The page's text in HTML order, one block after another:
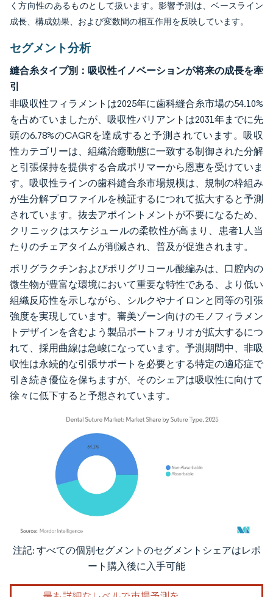
く方向性のあるものとして扱います。影響予測は、ベースライン
成長、構成効果、および変数間の相互作用を反映しています。
セグメント分析
縫合糸タイプ別：吸収性イノベーションが将来の成長を牽
引
非吸収性フィラメントは2025年に歯科縫合糸市場の54.10%
を占めていましたが、吸収性バリアントは2031年までに先
頭の6.78%のCAGRを達成すると予測されています。吸収
性カテゴリーは、組織治癒動態に一致する制御された分解
と引張保持を提供する合成ポリマーから恩恵を受けていま
す。吸収性ラインの歯科縫合糸市場規模は、規制の枠組み
が生分解プロファイルを検証するにつれて拡大すると予測
されています。抜去アポイントメントが不要になるため、
クリニックはスケジュールの柔軟性が高まり、患者1人当
たりのチェアタイムが削減され、普及が促進されます。
ポリグラクチンおよびポリグリコール酸編みは、口腔内の
微生物が豊富な環境において重要な特性である、より低い
組織反応性を示しながら、シルクやナイロンと同等の引張
強度を実現しています。審美ゾーン向けのモノフィラメン
トデザインを含むよう製品ポートフォリオが拡大するにつ
れて、採用曲線は急峻になっています。予測期間中、非吸
収性は永続的な引張サポートを必要とする特定の適応症で
引き続き優位を保ちますが、そのシェアは吸収性に向けて
徐々に低下すると予想されています。
画像 © Mordor Intelligence。再利用にはCC BY 4.0の表示が必要です。
注記: すべての個別セグメントのセグメントシェアはレポ
ート購入後に入手可能